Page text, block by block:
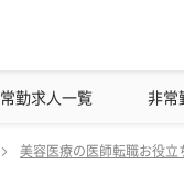
常勤求人一覧 非常
美容外科・美容皮膚科の
美容医療の医師転職お役立